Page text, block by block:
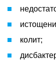
колит;